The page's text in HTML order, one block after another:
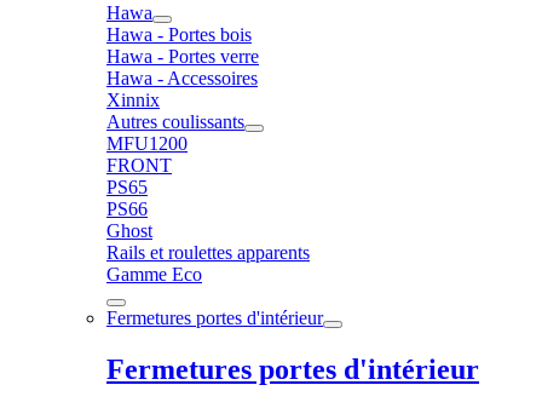
Hawa
Hawa - Portes bois
Hawa - Portes verre
Hawa - Accessoires
Xinnix
Autres coulissants
MFU1200
FRONT
PS65
PS66
Ghost
Rails et roulettes apparents
Gamme Eco
Fermetures portes d'intérieur
Fermetures portes d'intérieur